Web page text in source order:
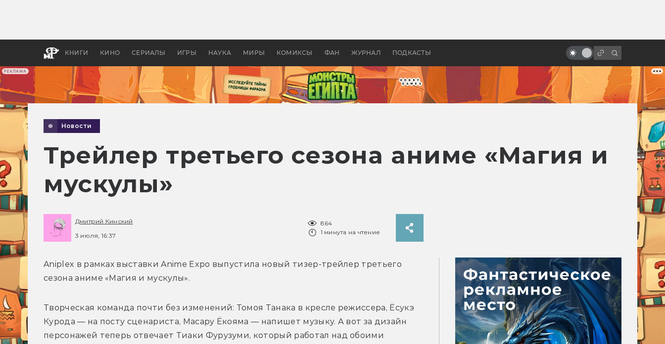
РЕКЛАМА
КНИГИ КИНО СЕРИАЛЫ ИГРЫ НАУКА МИРЫ КОМИКСЫ ФАН ЖУРНАЛ ПОДКАСТЫ
апокалипсис, в России —
бы «Властелина колец»
фантастические фильмы
Новости
Трейлер третьего сезона аниме «Магия и
мускулы»
Дмитрий Кинский
3 июля, 16:37
864
1 минута на чтение
Aniplex в рамках выставки Anime Expo выпустила новый тизер-трейлер третьего
сезона аниме «Магия и мускулы».
Творческая команда почти без изменений: Томоя Танака в кресле режиссера, Ёсукэ
Курода — на посту сценариста, Масару Ёкояма — напишет музыку. А вот за дизайн
персонажей теперь отвечает Тиаки Фурузуми, который работал над обоими